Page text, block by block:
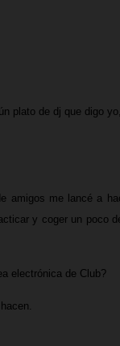
plato de dj que digo
amigos me lancé a
y coger un poco
electrónica de Club?